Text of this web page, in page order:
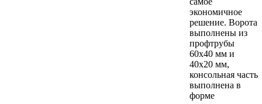
экономичное
решение. Ворота
выполнены из
профтрубы
60х40 мм и
40х20 мм,
консольная часть
выполнена в
форме